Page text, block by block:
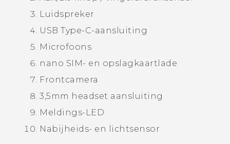
Luidspreker
USB Type-C-aansluiting
Microfoons
nano SIM - en opslagkaartlade
Frontcamera
3,5mm headset aansluiting
Meldings-LED
Nabijheids- en lichtsensor